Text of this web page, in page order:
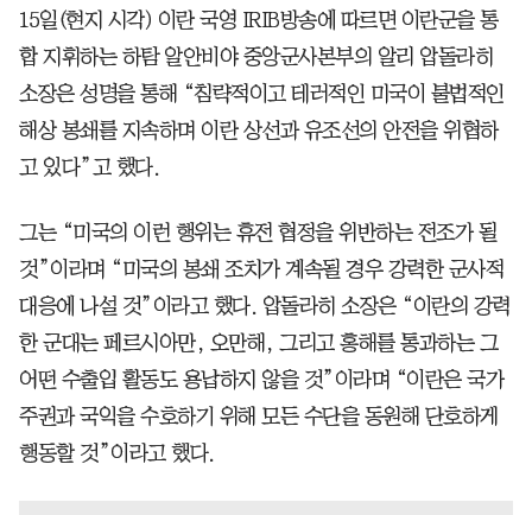
15일(현지 시각) 이란 국영 IRIB방송에 따르면 이란군을 통
합 지휘하는 하탐 알안비야 중앙군사본부의 알리 압돌라히
소장은 성명을 통해 “침략적이고 테러적인 미국이 불법적인
해상 봉쇄를 지속하며 이란 상선과 유조선의 안전을 위협하
고 있다”고 했다.
그는 “미국의 이런 행위는 휴전 협정을 위반하는 전조가 될
것”이라며 “미국의 봉쇄 조치가 계속될 경우 강력한 군사적
대응에 나설 것”이라고 했다. 압돌라히 소장은 “이란의 강력
한 군대는 페르시아만, 오만해, 그리고 홍해를 통과하는 그
어떤 수출입 활동도 용납하지 않을 것”이라며 “이란은 국가
주권과 국익을 수호하기 위해 모든 수단을 동원해 단호하게
행동할 것”이라고 했다.